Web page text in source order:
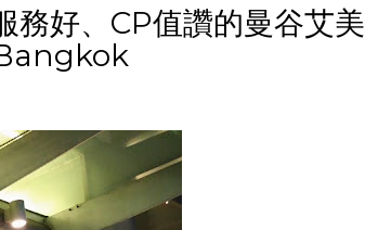
務好、CP值讚的曼谷艾美